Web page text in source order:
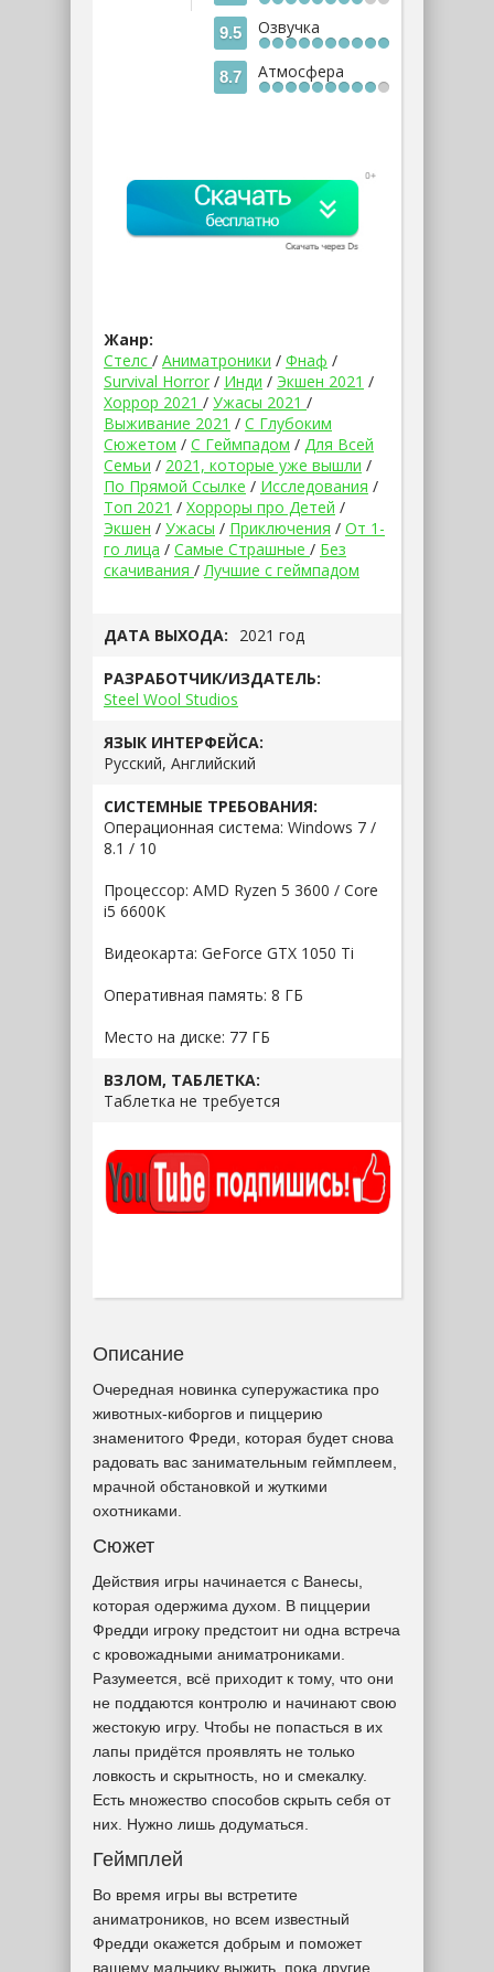
9.5 Озвучка
8.7 Атмосфера
ДАТА ВЫХОДА: 2021 год
РАЗРАБОТЧИК/ИЗДАТЕЛЬ:
Steel Wool Studios
ЯЗЫК ИНТЕРФЕЙСА:
Русский, Английский
СИСТЕМНЫЕ ТРЕБОВАНИЯ:
Операционная система: Windows 7 /
8.1 / 10
Процессор: AMD Ryzen 5 3600 / Core
i5 6600K
Видеокарта: GeForce GTX 1050 Ti
Оперативная память: 8 ГБ
Место на диске: 77 ГБ
ВЗЛОМ, ТАБЛЕТКА:
Таблетка не требуется
Жанр:
Стелс / Аниматроники / Фнаф /
Survival Horror / Инди / Экшен 2021 /
Хоррор 2021 / Ужасы 2021 /
Выживание 2021 / С Глубоким
Сюжетом / С Геймпадом / Для Всей
Семьи / 2021, которые уже вышли /
По Прямой Ссылке / Исследования /
Топ 2021 / Хорроры про Детей /
Экшен / Ужасы / Приключения / От 1-
го лица / Самые Страшные / Без
скачивания /Лучшие с геймпадом
Описание
Очередная новинка суперужастика про
животных-киборгов и пиццерию
знаменитого Фреди, которая будет снова
радовать вас занимательным геймплеем,
мрачной обстановкой и жуткими
охотниками.
Сюжет
Действия игры начинается с Ванесы,
которая одержима духом. В пиццерии
Фредди игроку предстоит ни одна встреча
с кровожадными аниматрониками.
Разумеется, всё приходит к тому, что они
не поддаются контролю и начинают свою
жестокую игру. Чтобы не попасться в их
лапы придётся проявлять не только
ловкость и скрытность, но и смекалку.
Есть множество способов скрыть себя от
них. Нужно лишь додуматься.
Геймплей
Во время игры вы встретите
аниматроников, но всем известный
Фредди окажется добрым и поможет
вашему мальчику выжить, пока другие